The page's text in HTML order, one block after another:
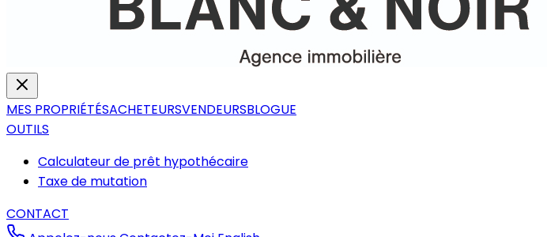
MES PROPRIÉTÉSACHETEURSVENDEURSBLOGUE
OUTILS
Calculateur de prêt hypothécaire
Taxe de mutation
CONTACT